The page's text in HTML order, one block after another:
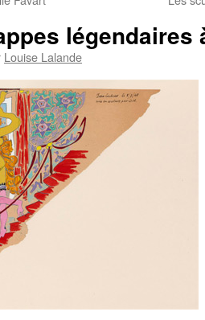
légendaires
Louise Lalande